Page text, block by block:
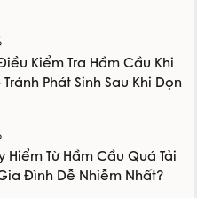
Kiểm Tra Hầm Cầu Khi
Phát Sinh Sau Khi Dọn
Hiểm Từ Hầm Cầu Quá Tải
Đình Dễ Nhiễm Nhất?